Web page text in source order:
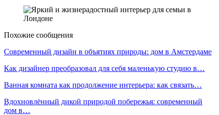
Похожие сообщения
Современный дизайн в объятиях природы: дом в Амстердаме
Как дизайнер преобразовал для себя маленькую студию в…
Ванная комната как продолжение интерьера: как связать…
Вдохновлённый дикой природой побережья: современный
дом в…